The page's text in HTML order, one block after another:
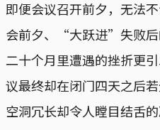
即便会议召开前夕，无法
会前夕、“大跃进”失败
二十个月里遭遇的挫折更
议最终却在闭门四天之后
空洞冗长却令人瞠目结舌的